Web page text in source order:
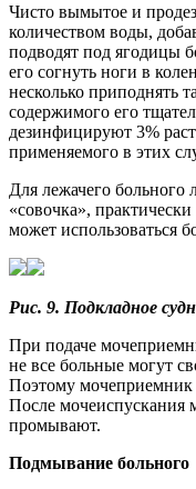
Чисто вымытое и
количеством воды,
подводят под ягодицы
его согнуть ноги в
несколько приподнять
содержимого его
дезинфицируют 3%
применяемого в этих
Для лежачего больного
«совочка»,
может использоваться
Рис. 9. Подкладное
При подаче
не все больные могут
Поэтому мочеприемник
После
промывают.
Подмывание больного